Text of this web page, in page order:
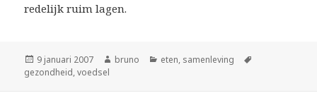
redelijk ruim lagen.
Geplaatst
op
9 januari 2007 Auteur
bruno Categorieën
eten, samenleving
gezondheid,voedsel